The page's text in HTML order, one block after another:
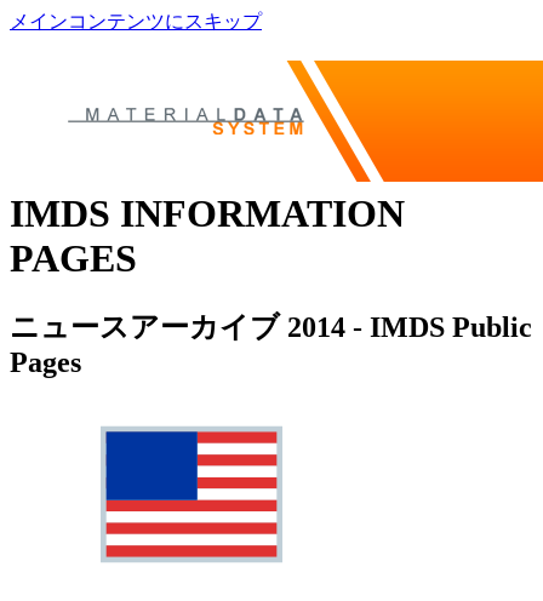
メインコンテンツにスキップ
IMDS INFORMATION
PAGES
ニュースアーカイブ 2014 - IMDS Public
Pages